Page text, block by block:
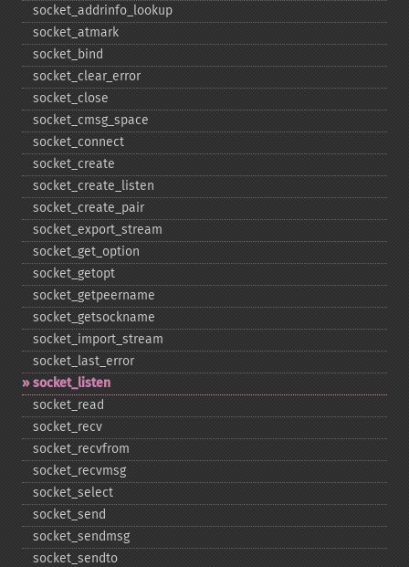
socket_​addrinfo_​lookup
socket_​atmark
socket_​bind
socket_​clear_​error
socket_​close
socket_​cmsg_​space
socket_​connect
socket_​create
socket_​create_​listen
socket_​create_​pair
socket_​export_​stream
socket_​get_​option
socket_​getopt
socket_​getpeername
socket_​getsockname
socket_​import_​stream
socket_​last_​error
socket_​listen
socket_​read
socket_​recv
socket_​recvfrom
socket_​recvmsg
socket_​select
socket_​send
socket_​sendmsg
socket_​sendto